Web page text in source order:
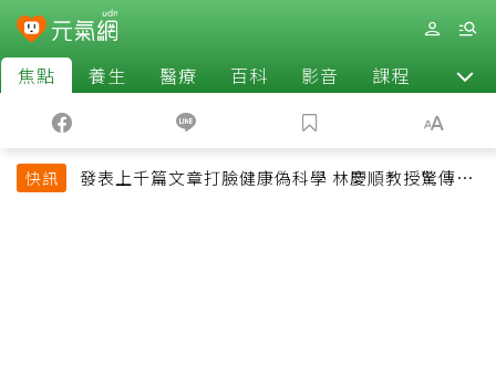
焦點 養生 醫療 百科 影音 課程 退休
快訊
發表上千篇文章打臉健康偽科學 林慶順教授驚傳意